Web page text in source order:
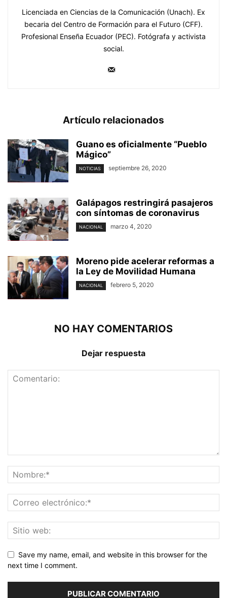
Licenciada en Ciencias de la Comunicación (Unach). Ex
becaria del Centro de Formación para el Futuro (CFF).
Profesional Enseña Ecuador (PEC). Fotógrafa y activista
social.
Artículo relacionados
Guano es oficialmente “Pueblo
Mágico”
NOTICIAS septiembre 26, 2020
Galápagos restringirá pasajeros
con síntomas de coronavirus
NACIONAL marzo 4, 2020
Moreno pide acelerar reformas a
la Ley de Movilidad Humana
NACIONAL febrero 5, 2020
NO HAY COMENTARIOS
Dejar respuesta
Save my name, email, and website in this browser for the
next time I comment.